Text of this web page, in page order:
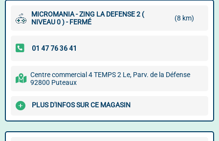
MICROMANIA - ZING LA DEFENSE 2 (
NIVEAU 0 ) - FERMÉ
(8 km)
Centre commercial 4 TEMPS 2 Le, Parv. de la Défense
92800 Puteaux
PLUS D'INFOS SUR CE MAGASIN